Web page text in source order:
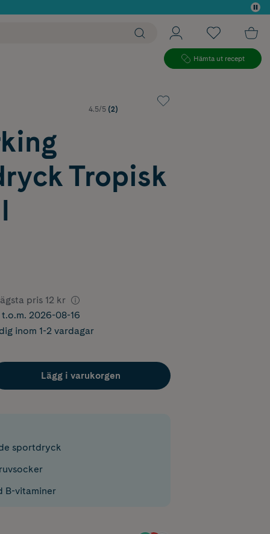
Hämta ut recept
4.5/5 (2)
Tropisk
pris 12 kr
2026-08-16
inom 1-2 vardagar
Lägg i varukorgen
sportdryck
B-vitaminer